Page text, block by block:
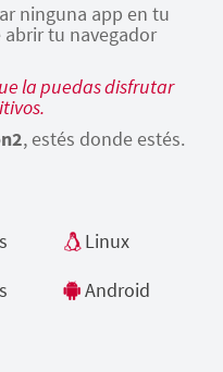
ninguna app en tu
tu navegador
la puedas disfrutar
, estés donde estés.
Linux
Android